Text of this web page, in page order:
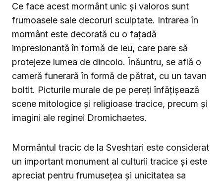
Ce face acest mormânt unic și valoros sunt
frumoasele sale decoruri sculptate. Intrarea în
mormânt este decorată cu o fațadă
impresionantă în formă de leu, care pare să
protejeze lumea de dincolo. Înăuntru, se află o
cameră funerară în formă de pătrat, cu un tavan
boltit. Picturile murale de pe pereți înfățișează
scene mitologice și religioase tracice, precum și
imagini ale reginei Dromichaetes.
Mormântul tracic de la Sveshtari este considerat
un important monument al culturii tracice și este
apreciat pentru frumusețea și unicitatea sa